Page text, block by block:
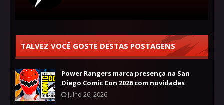
TALVEZ VOCÊ GOSTE DESTAS POSTAGENS
Power Rangers marca presença na San
Diego Comic Con 2026 com novidades
Julho 26, 2026